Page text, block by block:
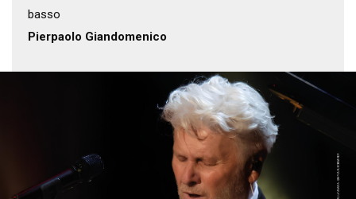
basso
Pierpaolo Giandomenico